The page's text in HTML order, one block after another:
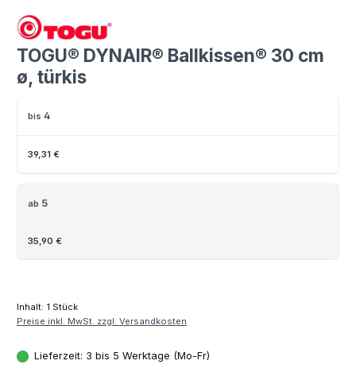
TOGU® DYNAIR® Ballkissen® 30 cm
ø, türkis
bis 4
39,31 €
ab 5
35,90 €
Inhalt: 1 Stück
Preise inkl. MwSt. zzgl. Versandkosten
Lieferzeit: 3 bis 5 Werktage (Mo-Fr)